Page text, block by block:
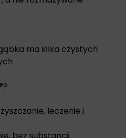
ma kilka czystych
leczenie i